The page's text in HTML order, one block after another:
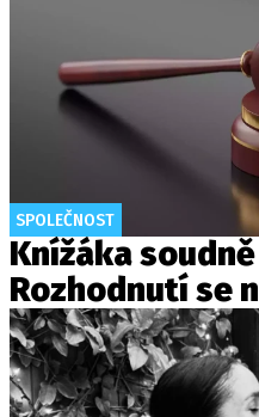
SPOLEČNOST
Knížáka
Rozhodnutí se